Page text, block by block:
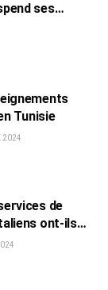
ses
Tunisie
2024
de
ont-ils
Tunisie ?